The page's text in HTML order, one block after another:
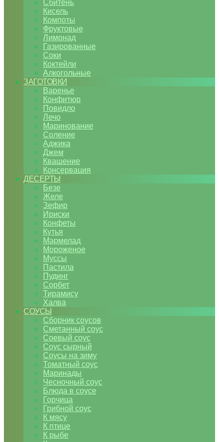
Сбитень
Кисель
Компоты
Фруктовые
Лимонад
Газированные
Соки
Коктейли
Алкогольные
ЗАГОТОВКИ
Варенье
Конфитюр
Повидло
Лечо
Маринование
Соление
Аджика
Джем
Квашение
Консервация
ДЕСЕРТЫ
Безе
Желе
Зефир
Ириски
Конфеты
Кутья
Мармелад
Мороженое
Муссы
Пастила
Пудинг
Сорбет
Тирамису
Халва
СОУСЫ
Сборник соусов
Сметанный соус
Соевый соус
Соус сырный
Соусы на зиму
Томатный соус
Маринады
Чесночный соус
Блюда в соусе
Горчица
Грибной соус
К мясу
К птице
К рыбе